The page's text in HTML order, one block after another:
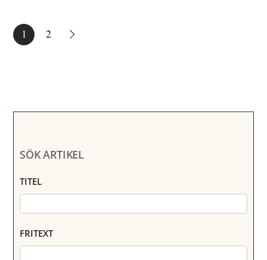
1 2
SÖK ARTIKEL
TITEL
FRITEXT